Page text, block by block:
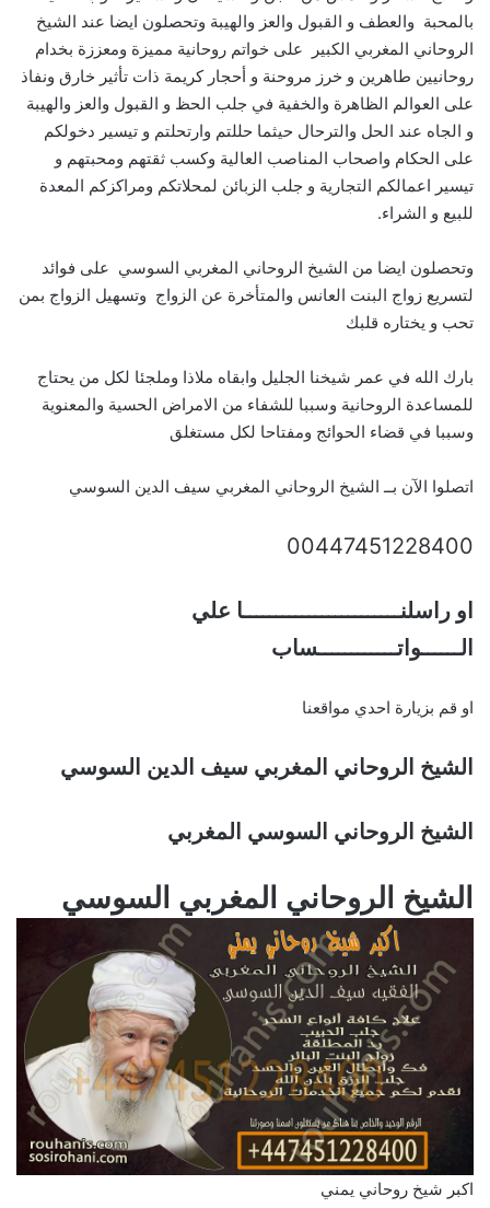
بالمحبة والعطف و القبول والعز والهيبة وتحصلون ايضا عند الشيخ
الروحاني المغربي الكبير على خواتم روحانية مميزة ومعززة بخدام
روحانيين طاهرين و خرز مروحنة و أحجار كريمة ذات تأثير خارق ونفاذ
على العوالم الظاهرة والخفية في جلب الحظ و القبول والعز والهيبة
و الجاه عند الحل والترحال حيثما حللتم وارتحلتم و تيسير دخولكم
على الحكام واصحاب المناصب العالية وكسب ثقتهم ومحبتهم و
تيسير اعمالكم التجارية و جلب الزبائن لمحلاتكم ومراكزكم المعدة
للبيع و الشراء.
وتحصلون ايضا من الشيخ الروحاني المغربي السوسي على فوائد
لتسريع زواج البنت العانس والمتأخرة عن الزواج وتسهيل الزواج بمن
تحب و يختاره قلبك
بارك الله في عمر شيخنا الجليل وابقاه ملاذا وملجئا لكل من يحتاج
للمساعدة الروحانية وسببا للشفاء من الامراض الحسية والمعنوية
وسببا في قضاء الحوائج ومفتاحا لكل مستغلق
اتصلوا الآن بــ الشيخ الروحاني المغربي سيف الدين السوسي
00447451228400
او راسلنــــــــــــــــــــــــا علي
الــــــواتــــــــــــساب
او قم بزيارة احدي مواقعنا
الشيخ الروحاني المغربي سيف الدين السوسي
الشيخ الروحاني السوسي المغربي
الشيخ الروحاني المغربي السوسي
اكبر شيخ روحاني يمني